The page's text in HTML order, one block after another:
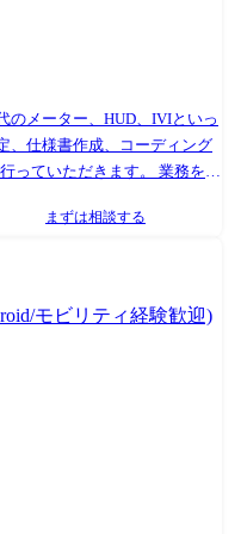
C/C++, Python, シェ
お聞かせください!
のメーター、HUD、IVIといっ
、仕様書作成、コーディング
っていただきます。 業務を通
でき、次世代の完成車を開
キルアップが望めます。 ●
色】 ※大手自動車メーカーの
成 ・仕様調整用のドキュメン
管理 ・テスト項目作成 ・コ
画ポジションをご提案させ
まずは相談する
モビリティ経験歓迎)